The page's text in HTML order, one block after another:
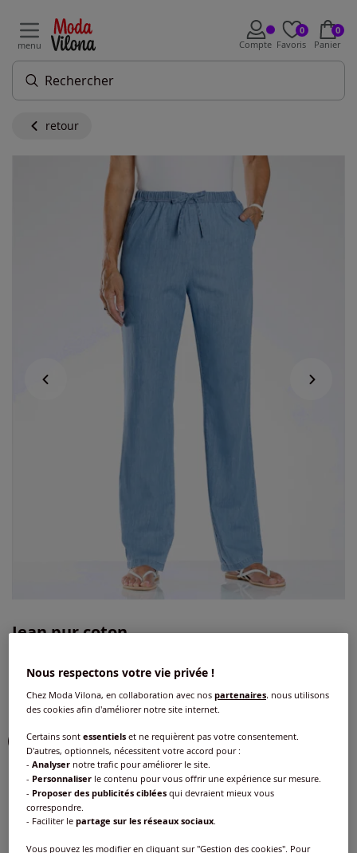
menu Compte
0
Favoris
0
Panier
retour
Jean pur coton
Couleur :bleu blanchi
Choisir une couleur :
Modèle :
Nous respectons votre vie privée !
Chez Moda Vilona, en collaboration avec nospartenaires, nous utilisons
des cookies afin d'améliorer notre site internet.
Certains sontessentiels et ne requièrent pas votre consentement.
D'autres, optionnels, nécessitent votre accord pour :
-Analyser notre trafic pour améliorer le site.
- Personnaliser le contenu pour vous offrir une expérience sur mesure.
- Proposer des publicités ciblées qui devraient mieux vous
correspondre.
- Faciliter lepartage sur les réseaux sociaux.
Vous pouvez les modifier en cliquant sur "Gestion des cookies". Pour